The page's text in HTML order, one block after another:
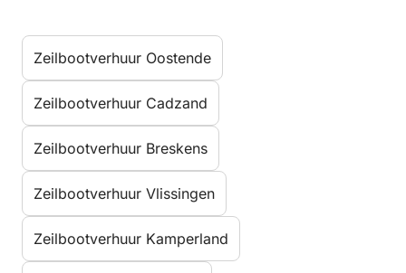
Zeilbootverhuur Oostende
Zeilbootverhuur Cadzand
Zeilbootverhuur Breskens
Zeilbootverhuur Vlissingen
Zeilbootverhuur Kamperland